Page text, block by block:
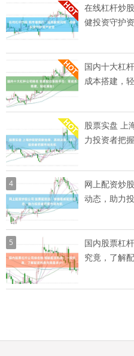
在线杠杆炒
健投资守护
国内十大杠
成本搭建，
股票实盘 上
力投资者把
4
网上配资炒
动态，助力
5
国内股票杠
究竟，了解